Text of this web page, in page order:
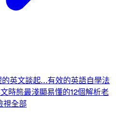
的英文談起…有效的英語自學法
時態最淺顯易懂的12個解析老
視全部